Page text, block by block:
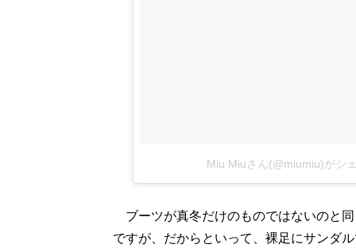
Miu Miuさん(@miumiu)がシ
ブーツが真冬だけのものではないのと同
ですが、だからといって、裸足にサンダ